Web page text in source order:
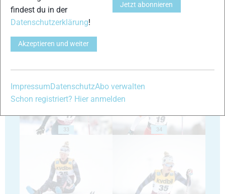
33 34
findest du in der
Datenschutzerklärung!
Akzeptieren und weiter
Jetzt abonnieren
Impressum DatenschutzAbo verwalten
Schon registriert? Hier anmelden